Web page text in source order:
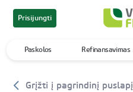
Prisijungti
Paskolos Refinansavimas
Grįžti į pagrindinį puslapį